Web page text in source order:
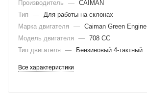
Производитель
— CAIMAN
Тип
—
Для работы на склонах
Марка двигателя
— Caiman Green Engine
Модель двигателя
— 708 CC
Тип двигателя
— Бензиновый 4-тактный
Все характеристики